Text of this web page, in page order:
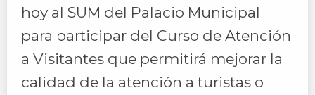
hoy al SUM del Palacio Municipal
para participar del Curso de Atención
a Visitantes que permitirá mejorar la
calidad de la atención a turistas o